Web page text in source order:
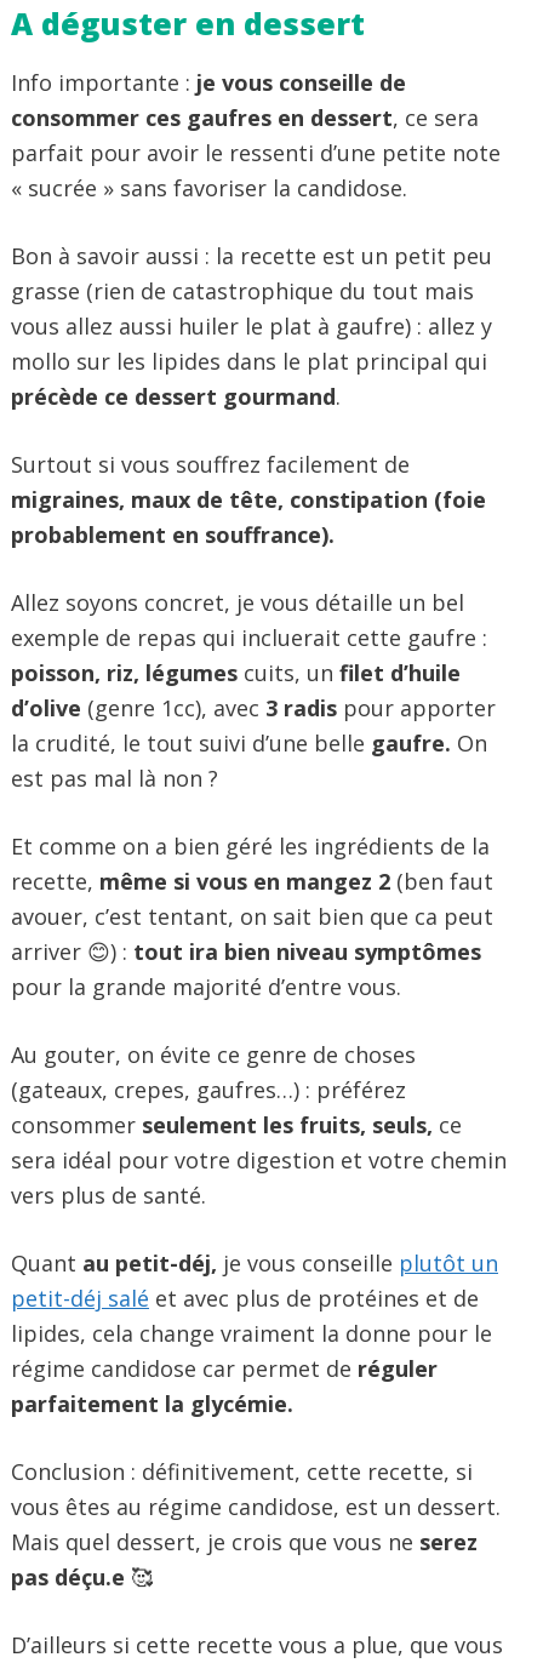
A déguster en dessert
Info importante : je vous conseille de
consommer ces gaufres en dessert, ce sera
parfait pour avoir le ressenti d’une petite note
« sucrée » sans favoriser la candidose.
Bon à savoir aussi : la recette est un petit peu
grasse (rien de catastrophique du tout mais
vous allez aussi huiler le plat à gaufre) : allez y
mollo sur les lipides dans le plat principal qui
précède ce dessert gourmand.
Surtout si vous souffrez facilement de
migraines, maux de tête, constipation (foie
probablement en souffrance).
Allez soyons concret, je vous détaille un bel
exemple de repas qui incluerait cette gaufre :
poisson, riz, légumes cuits, un filet d’huile
d’olive (genre 1cc), avec 3 radis pour apporter
la crudité, le tout suivi d’une belle gaufre. On
est pas mal là non ?
Et comme on a bien géré les ingrédients de la
recette, même si vous en mangez 2 (ben faut
avouer, c’est tentant, on sait bien que ca peut
arriver 😊) : tout ira bien niveau symptômes
pour la grande majorité d’entre vous.
Au gouter, on évite ce genre de choses
(gateaux, crepes, gaufres…) : préférez
consommer seulement les fruits, seuls, ce
sera idéal pour votre digestion et votre chemin
vers plus de santé.
Quant au petit-déj, je vous conseille plutôt un
petit-déj salé et avec plus de protéines et de
lipides, cela change vraiment la donne pour le
régime candidose car permet de réguler
parfaitement la glycémie.
Conclusion : définitivement, cette recette, si
vous êtes au régime candidose, est un dessert.
Mais quel dessert, je crois que vous ne serez
pas déçu.e 🥰
D’ailleurs si cette recette vous a plue, que vous